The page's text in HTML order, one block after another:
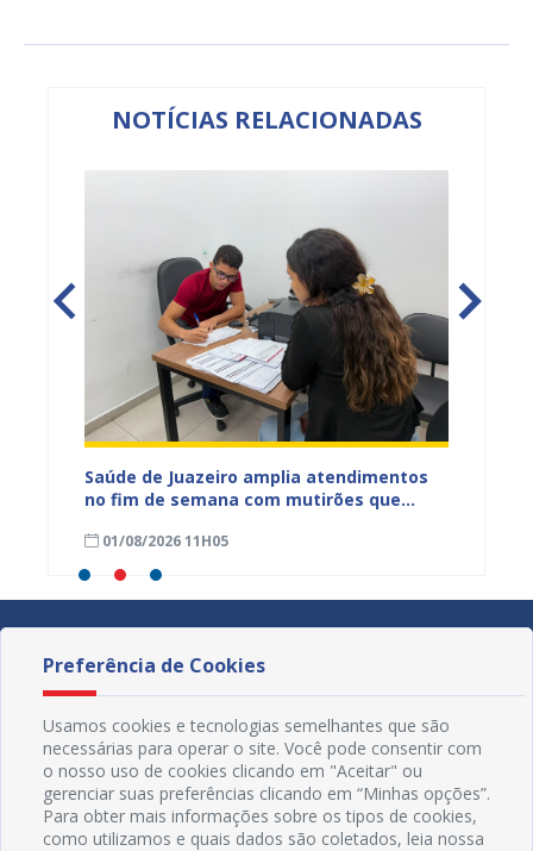
NOTÍCIAS RELACIONADAS
Saúde de Juazeiro amplia atendimentos
no fim de semana com mutirões que
01/08/2026 11H05
Preferência de Cookies
Usamos cookies e tecnologias semelhantes que são
necessárias para operar o site. Você pode consentir com
o nosso uso de cookies clicando em "Aceitar" ou
gerenciar suas preferências clicando em “Minhas opções”.
Para obter mais informações sobre os tipos de cookies,
como utilizamos e quais dados são coletados, leia nossa